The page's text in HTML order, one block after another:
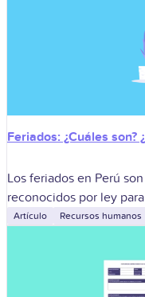
Feriados: ¿Cuáles son?
Los feriados en Perú
reconocidos por ley
su gestión determina si
sustitutorio o pagos
Artículo Recursos humanos